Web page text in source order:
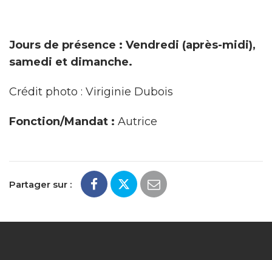
Jours de présence : Vendredi (après-midi),
samedi et dimanche.
Crédit photo : Viriginie Dubois
Fonction/Mandat : Autrice
Partager sur :